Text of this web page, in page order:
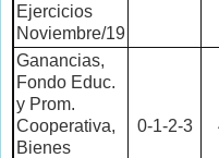
Ejercicios
Noviembre/19
Ganancias,
Fondo Educ.
y Prom.
Cooperativa,
Bienes
0-1-2-3